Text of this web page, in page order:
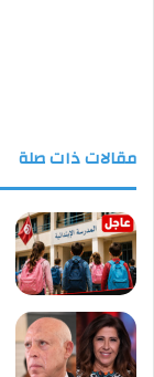
مقالات ذات صلة